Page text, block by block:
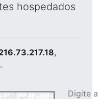
hospedados
,
Digite